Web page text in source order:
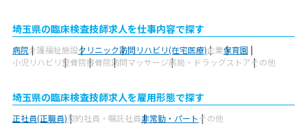
埼玉県の臨床検査技師求人を仕事内容で探す
病院介護福祉施設クリニック訪問リハビリ(在宅医療)企業保育園
小児リハビリ整骨院接骨院訪問マッサージ薬局・ドラッグストアその他
埼玉県の臨床検査技師求人を雇用形態で探す
正社員(正職員)契約社員・嘱託社員非常勤・パートその他